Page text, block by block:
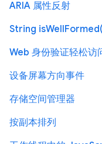
ARIA 属性反射
String
Web 身份验证轻松访
设备屏幕方向事件
存储空间管理器
按副本排列